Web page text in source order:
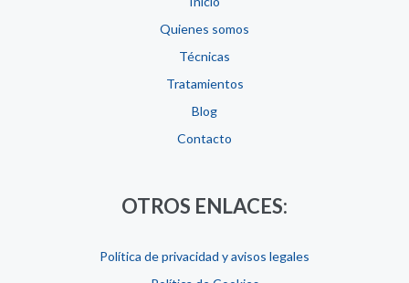
Quienes somos
Técnicas
Tratamientos
Blog
Contacto
OTROS ENLACES:
Política de privacidad y avisos legales